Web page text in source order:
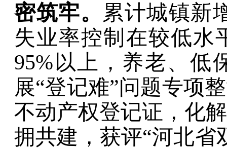
密筑牢。
累计城镇新
失业率控制在较低水
95%以上，养老、低
展“登记难”问题专项
不动产权登记证，化
拥共建，获评“河北省